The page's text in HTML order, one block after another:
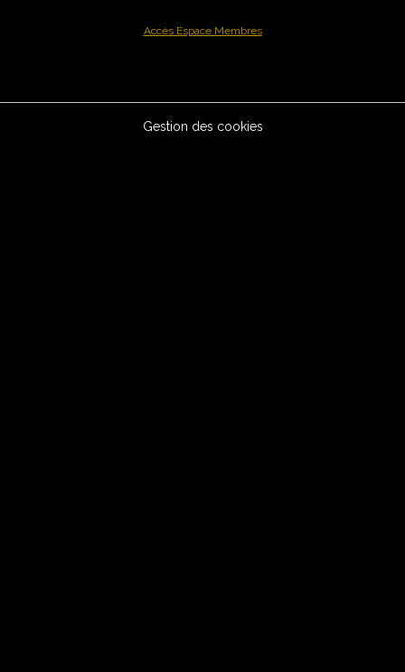
Accès Espace Membres
Gestion des cookies